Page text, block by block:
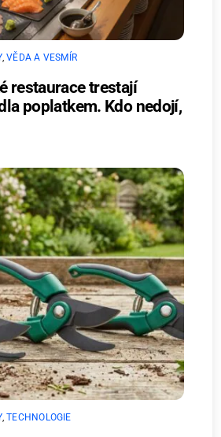
,VĚDA A VESMÍR
restaurace trestají
poplatkem. Kdo nedojí,
,TECHNOLOGIE